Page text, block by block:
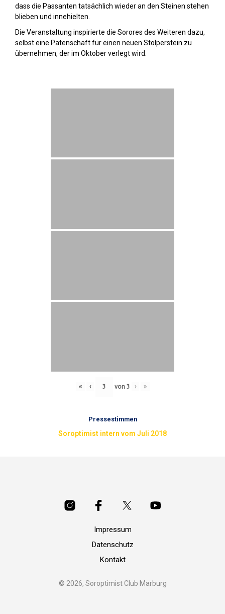
dass die Passanten tatsächlich wieder an den Steinen stehen
blieben und innehielten.
Die Veranstaltung inspirierte die Sorores des Weiteren dazu,
selbst eine Patenschaft für einen neuen Stolperstein zu
übernehmen, der im Oktober verlegt wird.
« ‹ von 3 › »
Pressestimmen
Soroptimist intern vom Juli 2018
Impressum
Datenschutz
Kontakt
© 2026, Soroptimist Club Marburg